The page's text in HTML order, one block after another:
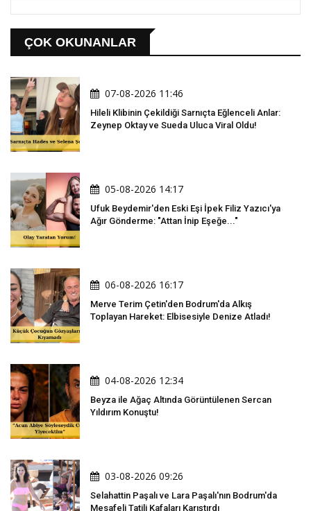
ÇOK OKUNANLAR
07-08-2026 11:46
Hileli Klibinin Çekildiği Sarnıçta Eğlenceli Anlar:
Zeynep Oktay ve Sueda Uluca Viral Oldu!
05-08-2026 14:17
Ufuk Beydemir'den Eski Eşi İpek Filiz Yazıcı'ya
Ağır Gönderme: "Attan İnip Eşeğe..."
06-08-2026 16:17
Merve Terim Çetin'den Bodrum'da Alkış
Toplayan Hareket: Elbisesiyle Denize Atladı!
04-08-2026 12:34
Beyza ile Ağaç Altında Görüntülenen Sercan
Yıldırım Konuştu!
03-08-2026 09:26
Selahattin Paşalı ve Lara Paşalı'nın Bodrum'da
Mesafeli Tatili Kafaları Karıştırdı